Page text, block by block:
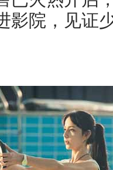
影院，见证